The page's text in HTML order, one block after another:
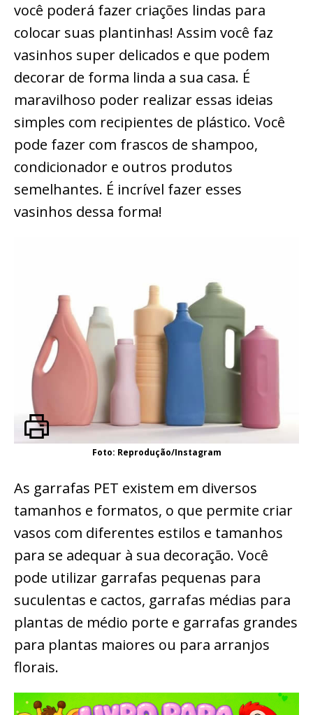
você poderá fazer criações lindas para
colocar suas plantinhas! Assim você faz
vasinhos super delicados e que podem
decorar de forma linda a sua casa. É
maravilhoso poder realizar essas ideias
simples com recipientes de plástico. Você
pode fazer com frascos de shampoo,
condicionador e outros produtos
semelhantes. É incrível fazer esses
vasinhos dessa forma!
Foto: Reprodução/Instagram
As garrafas PET existem em diversos
tamanhos e formatos, o que permite criar
vasos com diferentes estilos e tamanhos
para se adequar à sua decoração. Você
pode utilizar garrafas pequenas para
suculentas e cactos, garrafas médias para
plantas de médio porte e garrafas grandes
para plantas maiores ou para arranjos
florais.